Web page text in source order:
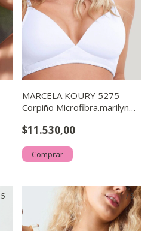
MARCELA KOURY 5275
Corpiño Microfibra.marilyn
$11.530,00
Comprar
5 1/5